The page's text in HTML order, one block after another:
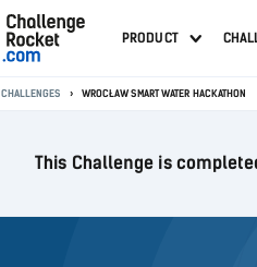
PRODUCT
CHALLENGES WROCŁAW SMART WATER HACKATHON
This Challenge is